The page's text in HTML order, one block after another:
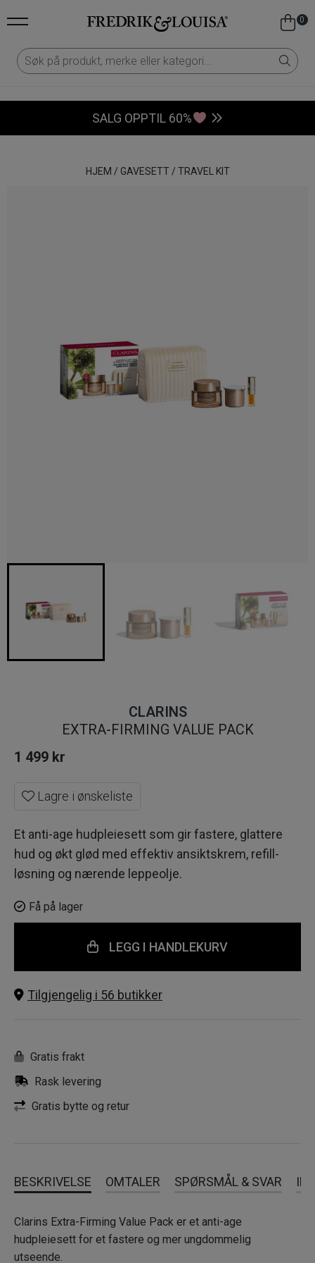
0
SALG OPPTIL 60%
HJEM / GAVESETT/ TRAVEL KIT
CLARINS
EXTRA-FIRMING VALUE PACK
1 499 kr
Lagre i ønskeliste
Et anti-age hudpleiesett som gir fastere, glattere
hud og økt glød med effektiv ansiktskrem, refill-
løsning og nærende leppeolje.
Få på lager
LEGG I HANDLEKURV
Tilgjengelig i 56 butikker
Gratis frakt
Rask levering
Gratis bytte og retur
BESKRIVELSE OMTALER SPØRSMÅL & SVAR
Clarins Extra-Firming Value Pack er et anti-age
hudpleiesett for et fastere og mer ungdommelig
utseende.